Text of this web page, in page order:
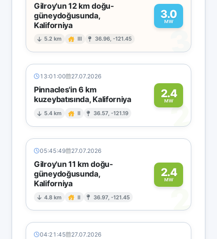
Gilroy'un 12 km doğu-
güneydoğusunda,
Kaliforniya
5.2 km III 36.96, -121.45
3.0
MW
3
13:01:00 27.07.2026
Pinnacles'in 6 km
kuzeybatısında, Kaliforniya
5.4 km II 36.57, -121.19
2.4
MW2
05:45:49 27.07.2026
Gilroy'un 11 km doğu-
güneydoğusunda,
Kaliforniya
4.8 km II 36.97, -121.45
2.4
MW
2
04:21:45 27.07.2026